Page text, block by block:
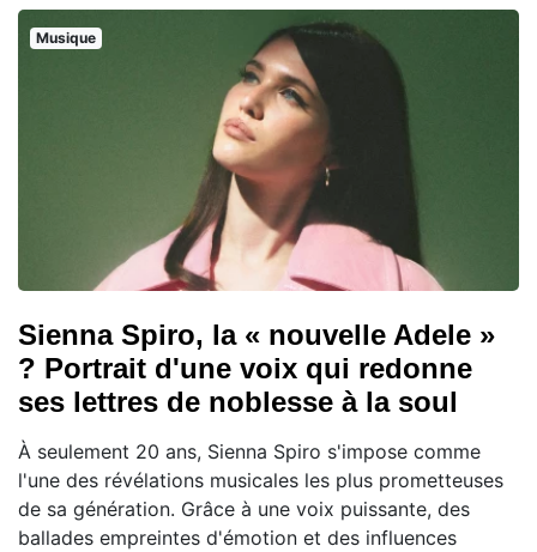
Musique
Sienna Spiro, la « nouvelle Adele »
? Portrait d'une voix qui redonne
ses lettres de noblesse à la soul
À seulement 20 ans, Sienna Spiro s'impose comme
l'une des révélations musicales les plus prometteuses
de sa génération. Grâce à une voix puissante, des
ballades empreintes d'émotion et des influences